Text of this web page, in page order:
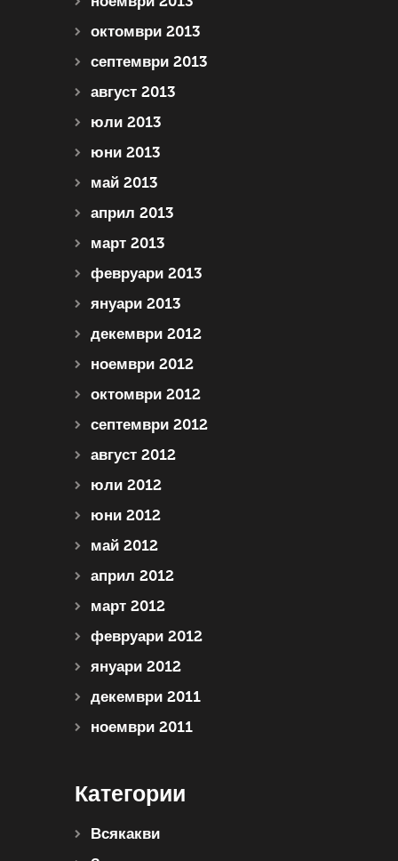
октомври 2013
септември 2013
август 2013
юли 2013
юни 2013
май 2013
април 2013
март 2013
февруари 2013
януари 2013
декември 2012
ноември 2012
октомври 2012
септември 2012
август 2012
юли 2012
юни 2012
май 2012
април 2012
март 2012
февруари 2012
януари 2012
декември 2011
ноември 2011
Категории
Всякакви